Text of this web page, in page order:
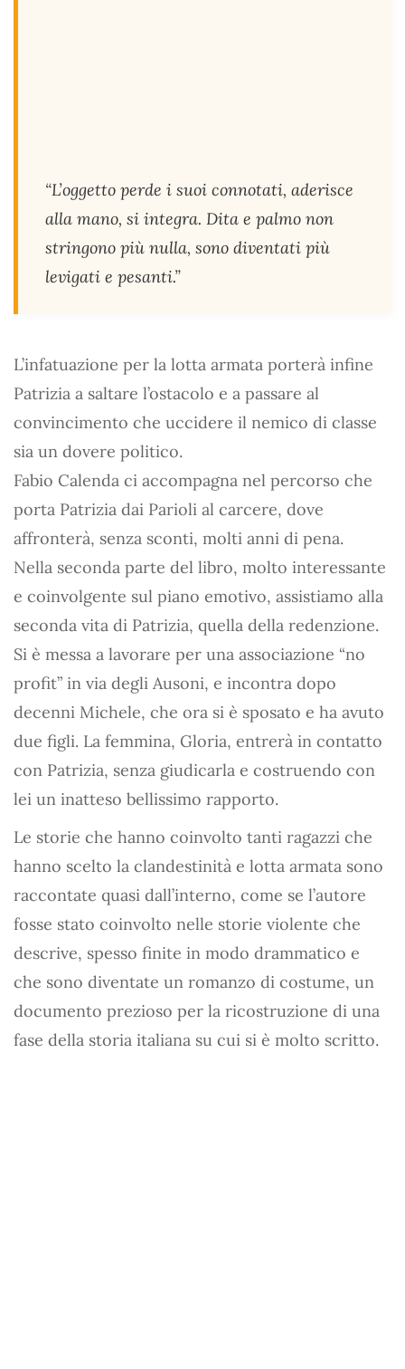
“L’oggetto perde i suoi connotati, aderisce
alla mano, si integra. Dita e palmo non
stringono più nulla, sono diventati più
levigati e pesanti.”
L’infatuazione per la lotta armata porterà infine
Patrizia a saltare l’ostacolo e a passare al
convincimento che uccidere il nemico di classe
sia un dovere politico.
Fabio Calenda ci accompagna nel percorso che
porta Patrizia dai Parioli al carcere, dove
affronterà, senza sconti, molti anni di pena.
Nella seconda parte del libro, molto interessante
e coinvolgente sul piano emotivo, assistiamo alla
seconda vita di Patrizia, quella della redenzione.
Si è messa a lavorare per una associazione “no
profit” in via degli Ausoni, e incontra dopo
decenni Michele, che ora si è sposato e ha avuto
due figli. La femmina, Gloria, entrerà in contatto
con Patrizia, senza giudicarla e costruendo con
lei un inatteso bellissimo rapporto.
Le storie che hanno coinvolto tanti ragazzi che
hanno scelto la clandestinità e lotta armata sono
raccontate quasi dall’interno, come se l’autore
fosse stato coinvolto nelle storie violente che
descrive, spesso finite in modo drammatico e
che sono diventate un romanzo di costume, un
documento prezioso per la ricostruzione di una
fase della storia italiana su cui si è molto scritto.